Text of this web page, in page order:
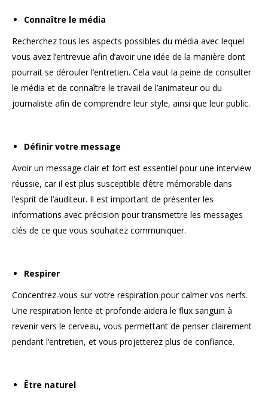
Connaître le média
Recherchez tous les aspects possibles du média avec lequel
vous avez l’entrevue afin d’avoir une idée de la manière dont
pourrait se dérouler l’entretien. Cela vaut la peine de consulter
le média et de connaître le travail de l’animateur ou du
journaliste afin de comprendre leur style, ainsi que leur public.
Définir votre message
Avoir un message clair et fort est essentiel pour une interview
réussie, car il est plus susceptible d’être mémorable dans
l’esprit de l’auditeur. Il est important de présenter les
informations avec précision pour transmettre les messages
clés de ce que vous souhaitez communiquer.
Respirer
Concentrez-vous sur votre respiration pour calmer vos nerfs.
Une respiration lente et profonde aidera le flux sanguin à
revenir vers le cerveau, vous permettant de penser clairement
pendant l’entretien, et vous projetterez plus de confiance.
Être naturel